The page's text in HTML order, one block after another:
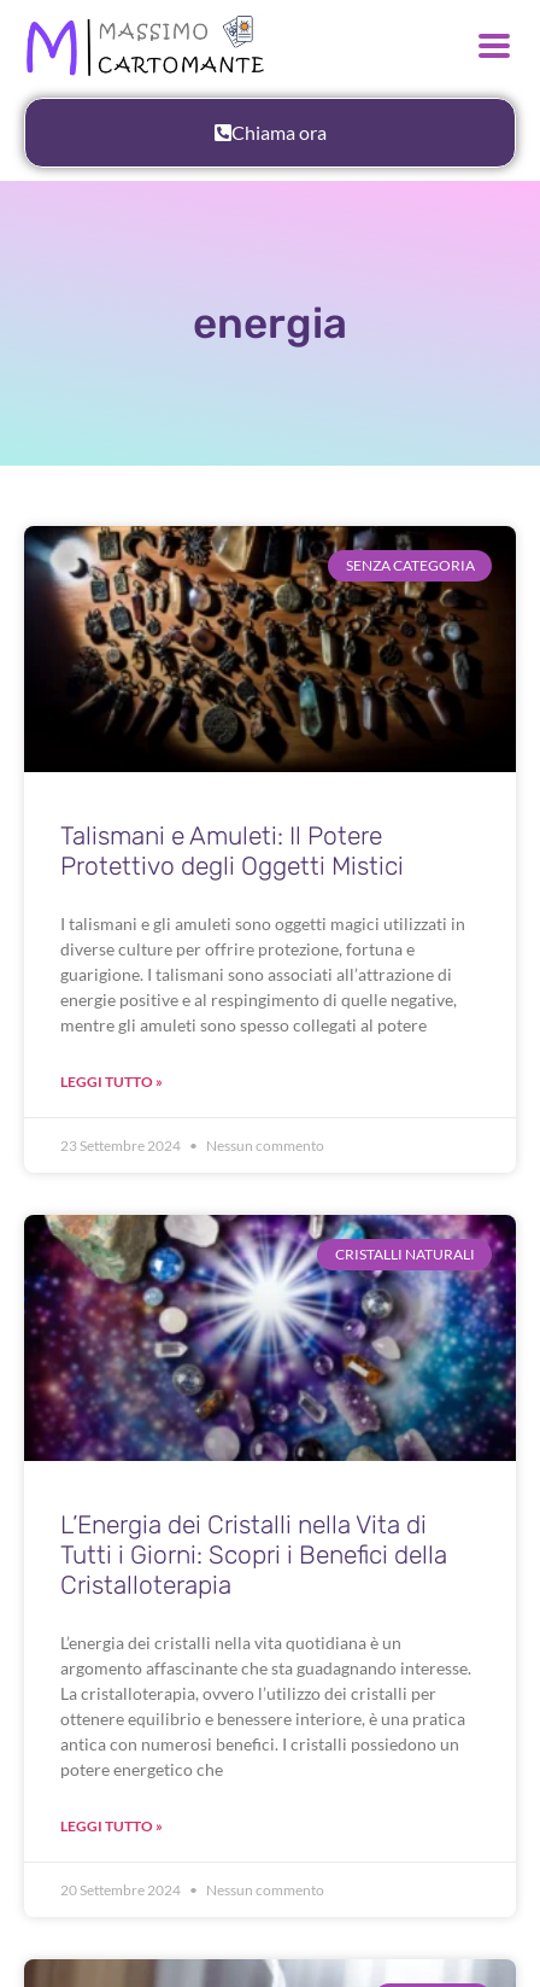
Chiama ora
energia
SENZA CATEGORIA
Talismani e Amuleti: Il Potere
Protettivo degli Oggetti Mistici
I talismani e gli amuleti sono oggetti magici utilizzati in
diverse culture per offrire protezione, fortuna e
guarigione. I talismani sono associati all’attrazione di
energie positive e al respingimento di quelle negative,
mentre gli amuleti sono spesso collegati al potere
LEGGI TUTTO »
23 Settembre 2024 Nessun commento
CRISTALLI NATURALI
L’Energia dei Cristalli nella Vita di
Tutti i Giorni: Scopri i Benefici della
Cristalloterapia
L’energia dei cristalli nella vita quotidiana è un
argomento affascinante che sta guadagnando interesse.
La cristalloterapia, ovvero l’utilizzo dei cristalli per
ottenere equilibrio e benessere interiore, è una pratica
antica con numerosi benefici. I cristalli possiedono un
potere energetico che
LEGGI TUTTO »
20 Settembre 2024 Nessun commento